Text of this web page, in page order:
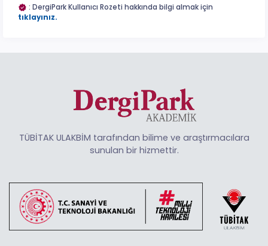
: DergiPark Kullanıcı Rozeti hakkında bilgi almak için
tıklayınız.
TÜBİTAK ULAKBİM tarafından bilime ve araştırmacılara
sunulan bir hizmettir.